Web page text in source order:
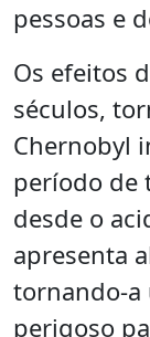
pessoas e
Os efeitos
séculos,
Chernobyl
período de
desde o
apresenta
tornando-a
perigoso